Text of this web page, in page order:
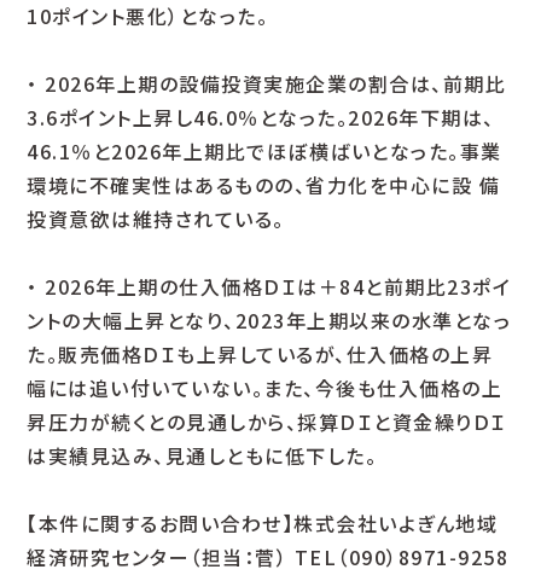
10ポイント悪化）となった。
・ 2026年上期の設備投資実施企業の割合は、前期比
3.6ポイント上昇し46.0％となった。2026年下期は、
46.1％と2026年上期比でほぼ横ばいとなった。事業
環境に不確実性はあるものの、省力化を中心に設 備
投資意欲は維持されている。
・ 2026年上期の仕入価格ＤＩは＋84と前期比23ポイ
ントの大幅上昇となり、2023年上期以来の水準となっ
た。販売価格ＤＩも上昇しているが、仕入価格の上昇
幅には追い付いていない。また、今後も仕入価格の上
昇圧力が続くとの見通しから、採算ＤＩと資金繰りＤＩ
は実績見込み、見通しともに低下した。
【本件に関するお問い合わせ】株式会社いよぎん地域
経済研究センター（担当：菅） TEL（090）8971-9258